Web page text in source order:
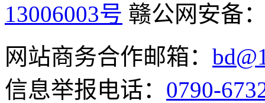
13006003号 赣公网安备
网站商务合作邮箱：
信息举报电话： 0790-